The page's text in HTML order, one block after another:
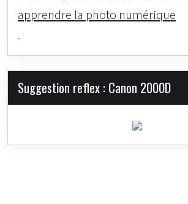
apprendre la photo numérique
.
Suggestion reflex : Canon 2000D